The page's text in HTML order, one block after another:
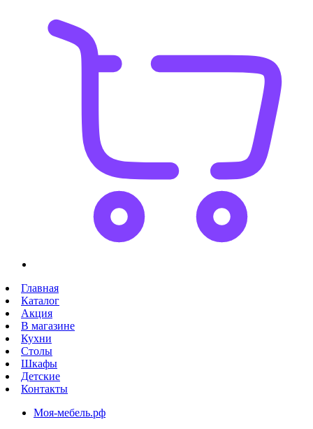
Главная
Каталог
Акция
В магазине
Кухни
Столы
Шкафы
Детские
Контакты
Моя-мебель.рф